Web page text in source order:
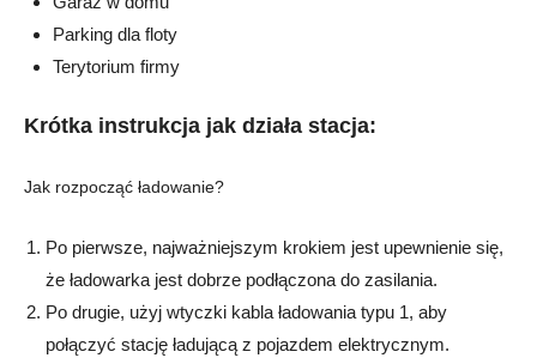
Parking dla floty
Terytorium firmy
Krótka instrukcja jak działa stacja:
Jak rozpocząć ładowanie?
Po pierwsze, najważniejszym krokiem jest upewnienie się,
że ładowarka jest dobrze podłączona do zasilania.
Po drugie, użyj wtyczki kabla ładowania typu 1, aby
połączyć stację ładującą z pojazdem elektrycznym.